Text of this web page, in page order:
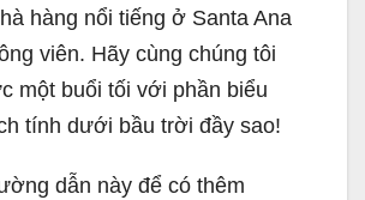
e
o
hàng nổi tiếng ở Santa Ana
viên. Hãy cùng chúng tôi
một buổi tối với phần biểu
tính dưới bầu trời đầy sao!
dẫn này để có thêm